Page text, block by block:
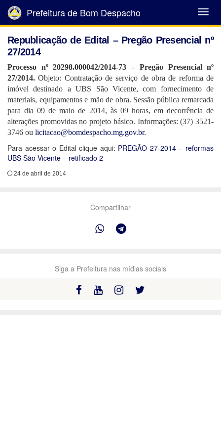
Abrir
Menu
Prefeitura de Bom Despacho
Republicação de Edital – Pregão Presencial nº
27/2014
Processo nº 20298.000042/2014-73 – Pregão Presencial nº
27/2014.Objeto: Contratação de serviço de obra de reforma de
imóvel destinado a UBS São Vicente, com fornecimento de
materiais, equipamentos e mão de obra. Sessão pública remarcada
para dia 09 de maio de 2014, às 09 horas, em decorrência de
alterações promovidas no projeto básico. Informações: (37) 3521-
3746 ou licitacao@bomdespacho.mg.gov.br.
Para acessar o Edital clique aqui: PREGÃO 27-2014 – reformas
UBS São Vicente – retificado 2
24 de abril de 2014
Compartilhar
Siga a Prefeitura nas mídias sociais